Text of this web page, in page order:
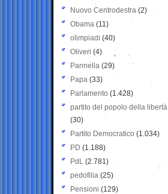
Nuovo Centrodestra (2)
Obama (11)
olimpiadi (40)
Oliveri (4)
Pannella (29)
Papa (33)
Parlamento (1.428)
partito del popolo della libertà
(30)
Partito Democratico (1.034)
PD (1.188)
PdL (2.781)
pedofilia (25)
Pensioni (129)